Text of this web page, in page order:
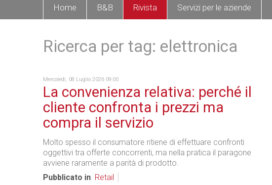
Home B&B Rivista Servizi per le aziende
Ricerca per tag: elettronica
Mercoledì, 08 Luglio 2026 09:00
La convenienza relativa: perché il
cliente confronta i prezzi ma
compra il servizio
Molto spesso il consumatore ritiene di effettuare confronti
oggettivi tra offerte concorrenti, ma nella pratica il paragone
avviene raramente a parità di prodotto.
Pubblicato in Retail